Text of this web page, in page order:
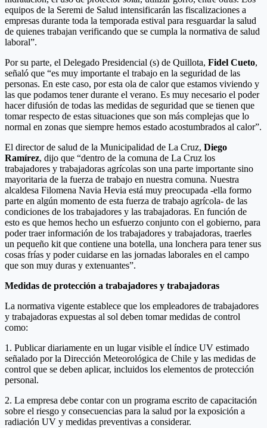
equipos de la Seremi de Salud intensificarán las fiscalizaciones a
empresas durante toda la temporada estival para resguardar la salud
de quienes trabajan verificando que se cumpla la normativa de salud
laboral”.
Por su parte, el Delegado Presidencial (s) de Quillota, Fidel Cueto,
señaló que “es muy importante el trabajo en la seguridad de las
personas. En este caso, por esta ola de calor que estamos viviendo y
las que podamos tener durante el verano. Es muy necesario el poder
hacer difusión de todas las medidas de seguridad que se tienen que
tomar respecto de estas situaciones que son más complejas que lo
normal en zonas que siempre hemos estado acostumbrados al calor”.
El director de salud de la Municipalidad de La Cruz, Diego
Ramírez, dijo que “dentro de la comuna de La Cruz los
trabajadores y trabajadoras agrícolas son una parte importante sino
mayoritaria de la fuerza de trabajo en nuestra comuna. Nuestra
alcaldesa Filomena Navia Hevia está muy preocupada -ella formo
parte en algún momento de esta fuerza de trabajo agrícola- de las
condiciones de los trabajadores y las trabajadoras. En función de
esto es que hemos hecho un esfuerzo conjunto con el gobierno, para
poder traer información de los trabajadores y trabajadoras, traerles
un pequeño kit que contiene una botella, una lonchera para tener sus
cosas frías y poder cuidarse en las jornadas laborales en el campo
que son muy duras y extenuantes”.
Medidas de protección a trabajadores y trabajadoras
La normativa vigente establece que los empleadores de trabajadores
y trabajadoras expuestas al sol deben tomar medidas de control
como:
1. Publicar diariamente en un lugar visible el índice UV estimado
señalado por la Dirección Meteorológica de Chile y las medidas de
control que se deben aplicar, incluidos los elementos de protección
personal.
2. La empresa debe contar con un programa escrito de capacitación
sobre el riesgo y consecuencias para la salud por la exposición a
radiación UV y medidas preventivas a considerar.